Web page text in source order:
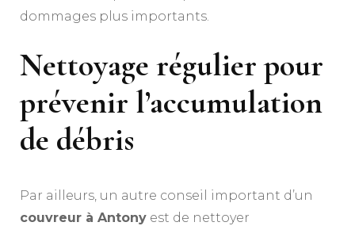
dommages plus importants.
Nettoyage régulier pour
prévenir l’accumulation
de débris
Par ailleurs, un autre conseil important d’un
couvreur à Antony est de nettoyer